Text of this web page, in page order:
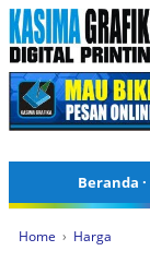
Beranda ·
Home › Harga